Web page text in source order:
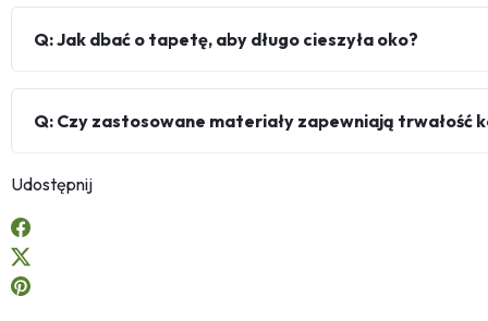
Q: Jak dbać o tapetę, aby długo cieszyła oko?
Q: Czy zastosowane materiały zapewniają trwałość
Udostępnij